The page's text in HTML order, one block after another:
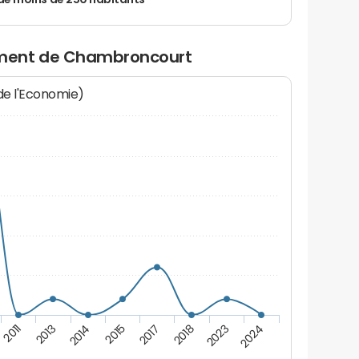
de Chambroncourt
l'Economie)
2011 2013 2014 2015 2017 2018 2023 2024